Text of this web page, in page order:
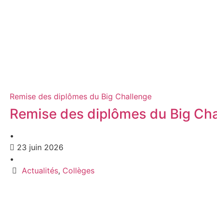
Remise des diplômes du Big Challenge
Remise des diplômes du Big
•
23 juin 2026
•
Actualités, Collèges